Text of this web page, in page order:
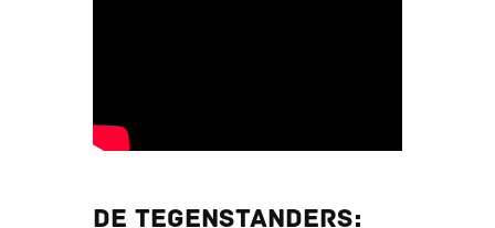
DE TEGENSTANDERS: